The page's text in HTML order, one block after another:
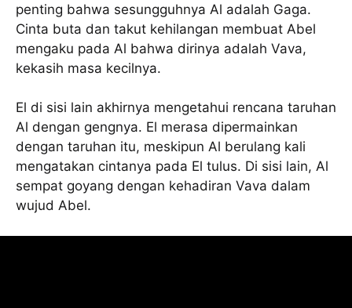
penting bahwa sesungguhnya Al adalah Gaga.
Cinta buta dan takut kehilangan membuat Abel
mengaku pada Al bahwa dirinya adalah Vava,
kekasih masa kecilnya.
El di sisi lain akhirnya mengetahui rencana taruhan
Al dengan gengnya. El merasa dipermainkan
dengan taruhan itu, meskipun Al berulang kali
mengatakan cintanya pada El tulus. Di sisi lain, Al
sempat goyang dengan kehadiran Vava dalam
wujud Abel.